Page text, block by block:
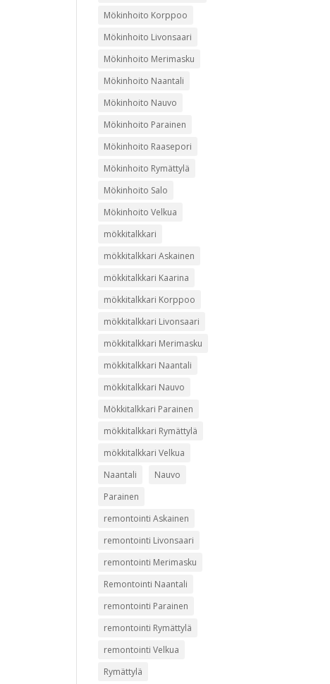
Mökinhoito Korppoo
Mökinhoito Livonsaari
Mökinhoito Merimasku
Mökinhoito Naantali
Mökinhoito Nauvo
Mökinhoito Parainen
Mökinhoito Raasepori
Mökinhoito Rymättylä
Mökinhoito Salo
Mökinhoito Velkua
mökkitalkkari
mökkitalkkari Askainen
mökkitalkkari Kaarina
mökkitalkkari Korppoo
mökkitalkkari Livonsaari
mökkitalkkari Merimasku
mökkitalkkari Naantali
mökkitalkkari Nauvo
Mökkitalkkari Parainen
mökkitalkkari Rymättylä
mökkitalkkari Velkua
Naantali
Nauvo
Parainen
remontointi Askainen
remontointi Livonsaari
remontointi Merimasku
Remontointi Naantali
remontointi Parainen
remontointi Rymättylä
remontointi Velkua
Rymättylä